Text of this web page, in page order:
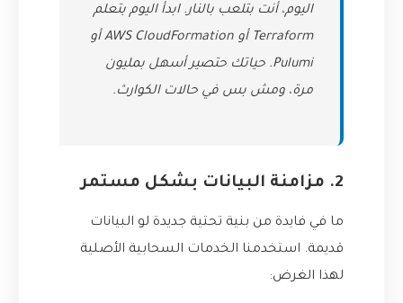
اليوم، أنت بتلعب بالنار. ابدأ اليوم بتعلم
Terraform أو AWS CloudFormation أو
Pulumi. حياتك حتصير أسهل بمليون
مرة، ومش بس في حالات الكوارث.
2. مزامنة البيانات بشكل مستمر
ما في فايدة من بنية تحتية جديدة لو البيانات
قديمة. استخدمنا الخدمات السحابية الأصلية
لهذا الغرض: